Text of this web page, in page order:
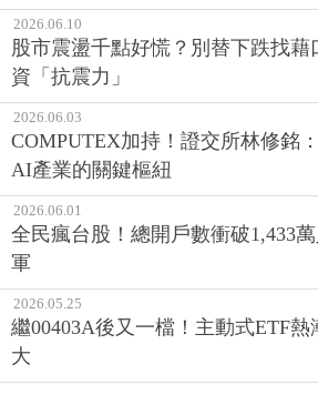
2026.06.10
股市震盪千點好慌？別替下跌找
資「抗震力」
2026.06.03
COMPUTEX加持！證交所林修銘
AI產業的關鍵樞紐
2026.06.01
全民瘋台股！總開戶數衝破1,433
軍
2026.05.25
繼00403A後又一檔！主動式ETF熱
大